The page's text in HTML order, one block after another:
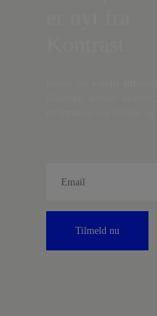
Tilmeld nu